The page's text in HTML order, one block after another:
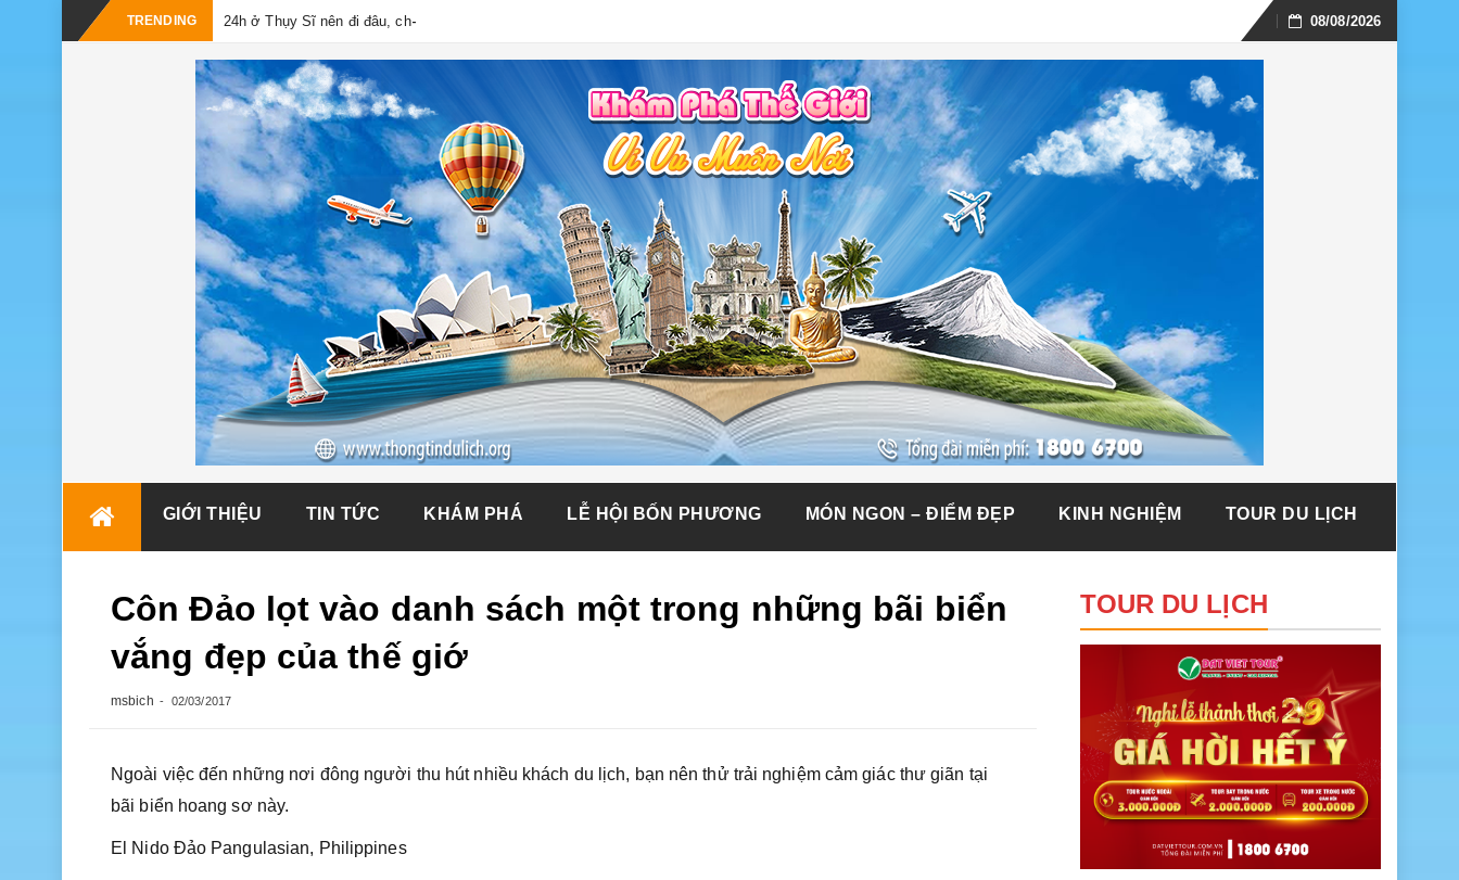
TRENDING 24h ở Thụy Sĩ nên đi đâu, chơi gì?
Skip
08/08/2026
GIỚI THIỆU TIN TỨC KHÁM PHÁ LỄ HỘI BỐN PHƯƠNG MÓN NGON – ĐIỂM ĐẸP KINH NGHIỆM TOUR DU LỊCH
Côn Đảo lọt vào danh sách một trong những bãi biển
vắng đẹp của thế giớ
msbich 02/03/2017
Ngoài việc đến những nơi đông người thu hút nhiều khách du lịch, bạn nên thử trải nghiệm cảm giác thư giãn tại
bãi biển hoang sơ này.
El Nido Đảo Pangulasian, Philippines
TOUR DU LỊCH